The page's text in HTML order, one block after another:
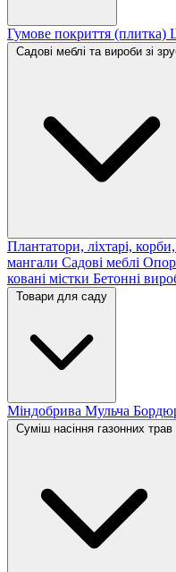
Гумове покриття (плитка)
Садові меблі та вироби зі
Плантатори, ліхтарі,
мангали Садові меблі
ковані містки Бетонні
Товари для саду
Міндобрива Мульча
Суміш насіння газонних трав